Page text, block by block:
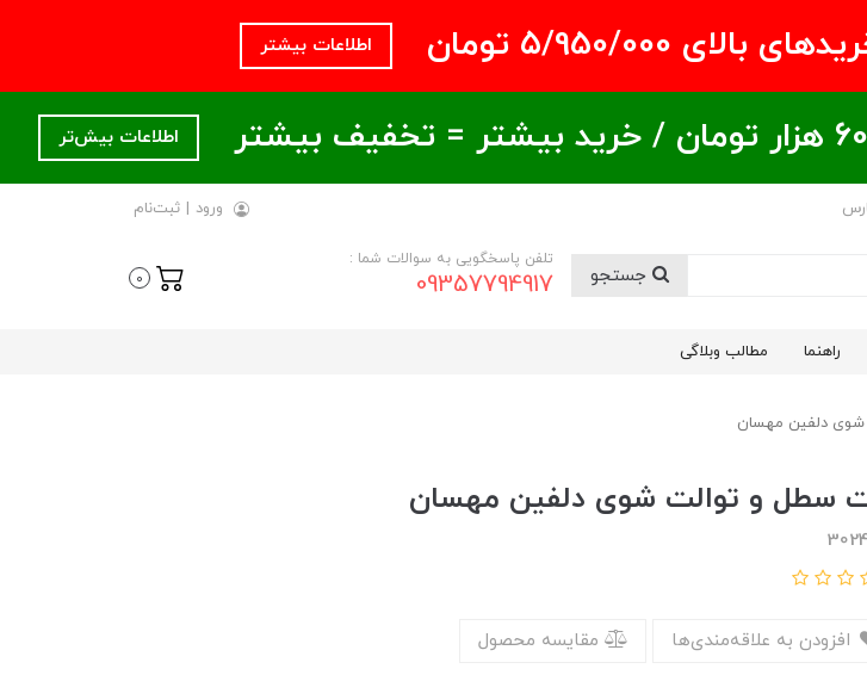
۵/950/000 تومان اطلاعات بیشتر
اطلاعات بیش‌تر
ورود | ثبت‌نام
تلفن پاسخگویی به سوالات شما :
09357794917
0
راهنما مطالب وبلاگی
دلفین مهسان
سطل و توالت شوی دلفین مهسان
مقایسه محصول